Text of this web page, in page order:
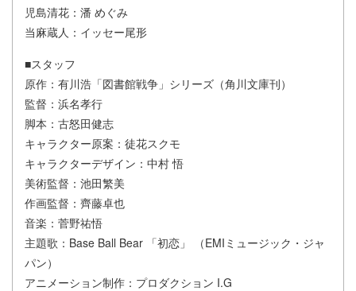
児島清花：潘 めぐみ
当麻蔵人：イッセー尾形
■スタッフ
原作：有川浩「図書館戦争」シリーズ（角川文庫刊）
監督：浜名孝行
脚本：古怒田健志
キャラクター原案：徒花スクモ
キャラクターデザイン：中村 悟
美術監督：池田繁美
作画監督：齊藤卓也
音楽：菅野祐悟
主題歌：Base Ball Bear 「初恋」 （EMIミュージック・ジャ
パン）
アニメーション制作：プロダクション I.G